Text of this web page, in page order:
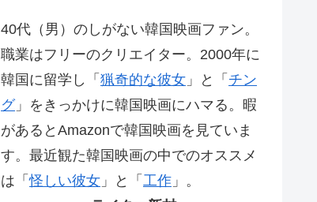
40代（男）のしがない韓国映画ファン。
職業はフリーのクリエイター。2000年に
韓国に留学し「 猟奇的な彼女 」と「 チン
グ」をきっかけに韓国映画にハマる。暇
があるとAmazonで韓国映画を見ていま
す。最近観た韓国映画の中でのオススメ
は「怪しい彼女 」と「 工作 」。